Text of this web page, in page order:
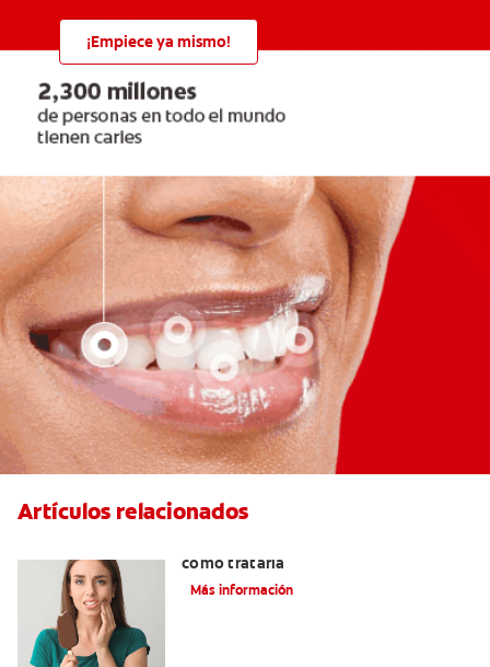
¡Empiece ya mismo!
Artículos relacionados
cómo tratarla
Más información